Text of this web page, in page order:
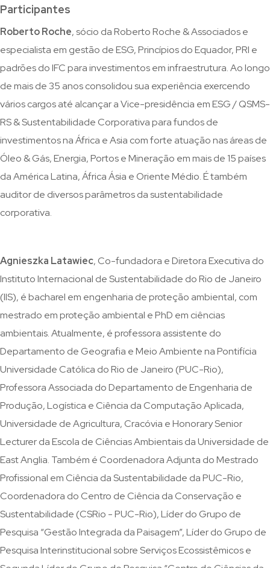
Participantes
Roberto Roche, sócio da Roberto Roche & Associados e
especialista em gestão de ESG, Princípios do Equador, PRI e
padrões do IFC para investimentos em infraestrutura. Ao longo
de mais de 35 anos consolidou sua experiência exercendo
vários cargos até alcançar a Vice-presidência em ESG / QSMS-
RS & Sustentabilidade Corporativa para fundos de
investimentos na África e Asia com forte atuação nas áreas de
Óleo & Gás, Energia, Portos e Mineração em mais de 15 países
da América Latina, África Ásia e Oriente Médio. É também
auditor de diversos parâmetros da sustentabilidade
corporativa.
‍‍Agnieszka Latawiec, Co-fundadora e Diretora Executiva do
Instituto Internacional de Sustentabilidade do Rio de Janeiro
(IIS), é bacharel em engenharia de proteção ambiental, com
mestrado em proteção ambiental e PhD em ciências
ambientais. Atualmente, é professora assistente do
Departamento de Geografia e Meio Ambiente na Pontifícia
Universidade Católica do Rio de Janeiro (PUC-Rio),
Professora Associada do Departamento de Engenharia de
Produção, Logística e Ciência da Computação Aplicada,
Universidade de Agricultura, Cracóvia e Honorary Senior
Lecturer da Escola de Ciências Ambientais da Universidade de
East Anglia. Também é Coordenadora Adjunta do Mestrado
Profissional em Ciência da Sustentabilidade da PUC-Rio,
Coordenadora do Centro de Ciência da Conservação e
Sustentabilidade (CSRio - PUC-Rio), Líder do Grupo de
Pesquisa “Gestão Integrada da Paisagem”, Líder do Grupo de
Pesquisa Interinstitucional sobre Serviços Ecossistêmicos e